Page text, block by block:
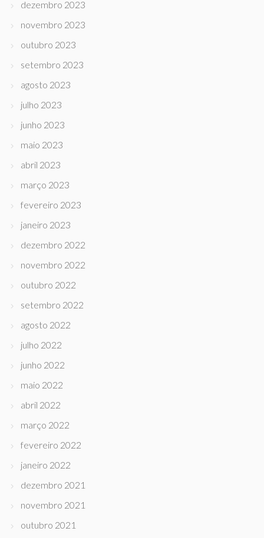
dezembro 2023
novembro 2023
outubro 2023
setembro 2023
agosto 2023
julho 2023
junho 2023
maio 2023
abril 2023
março 2023
fevereiro 2023
janeiro 2023
dezembro 2022
novembro 2022
outubro 2022
setembro 2022
agosto 2022
julho 2022
junho 2022
maio 2022
abril 2022
março 2022
fevereiro 2022
janeiro 2022
dezembro 2021
novembro 2021
outubro 2021